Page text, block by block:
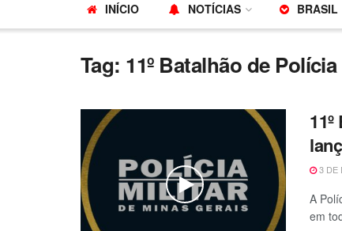
INÍCIO NOTÍCIAS BRASIL
Tag: 11º Batalhão de
3 DE
A
em